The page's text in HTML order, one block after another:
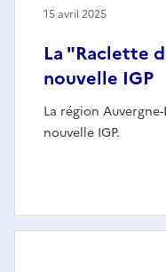
La "Raclette
nouvelle IGP
La région
nouvelle IGP.
15 avril 2025